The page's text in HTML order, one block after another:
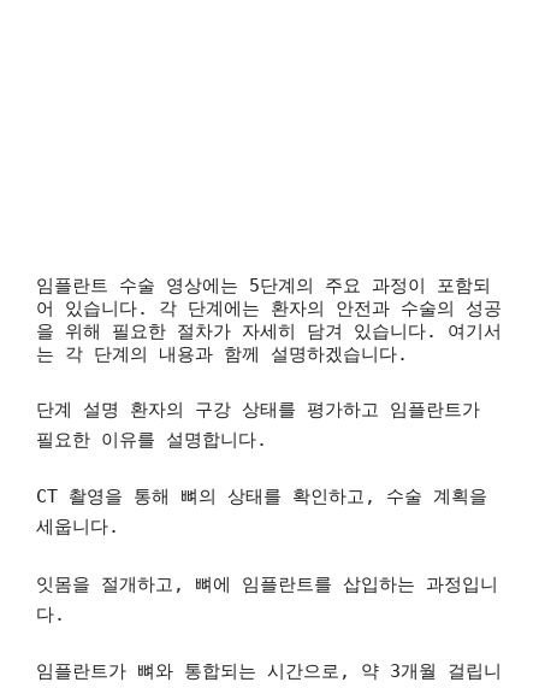
임플란트 수술 영상에는 5단계의 주요 과정이 포함되
어 있습니다. 각 단계에는 환자의 안전과 수술의 성공
을 위해 필요한 절차가 자세히 담겨 있습니다. 여기서
는 각 단계의 내용과 함께 설명하겠습니다.
단계 설명 환자의 구강 상태를 평가하고 임플란트가
필요한 이유를 설명합니다.
CT 촬영을 통해 뼈의 상태를 확인하고, 수술 계획을
세웁니다.
잇몸을 절개하고, 뼈에 임플란트를 삽입하는 과정입니
다.
임플란트가 뼈와 통합되는 시간으로, 약 3개월 걸립니